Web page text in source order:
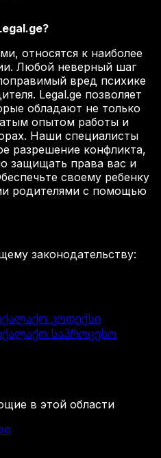
относятся к наиболее
Любой неверный шаг
вред психике
Legal.ge позволяет
обладают не только
опытом работы и
Наши специалисты
разрешение конфликта,
защищать права вас и
своему ребенку
родителями с помощью
законодательству:
კოდექსი
საპროცესო
в этой области